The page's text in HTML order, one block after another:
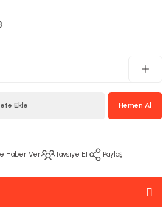
Ekle Hemen Al
Haber Ver Tavsiye Et Paylaş